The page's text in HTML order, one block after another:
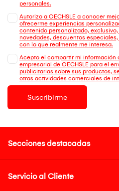
personales.
Autorizo a OECHSLE a conocer
ofrecerme experiencias
contenido personalizado,
novedades, descuentos
con lo que realmente me interesa.
Acepto el compartir mi información
empresarial de OECHSLE para el
publicitarias sobre sus productos,
otras actividades comerciales de
Suscribirme
Secciones destacadas
Servicio al Cliente